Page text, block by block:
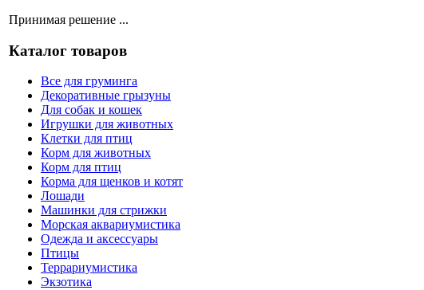
Принимая решение ...
Каталог товаров
Все для груминга
Декоративные грызуны
Для собак и кошек
Игрушки для животных
Клетки для птиц
Корм для животных
Корм для птиц
Корма для щенков и котят
Лошади
Машинки для стрижки
Морская аквариумистика
Одежда и аксессуары
Птицы
Террариумистика
Экзотика